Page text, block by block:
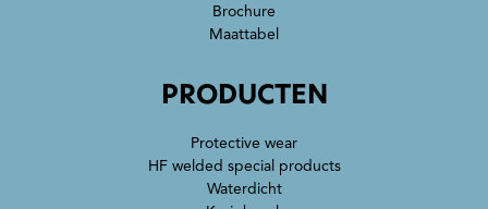
Brochure
Maattabel
PRODUCTEN
Protective wear
HF welded special products
Waterdicht